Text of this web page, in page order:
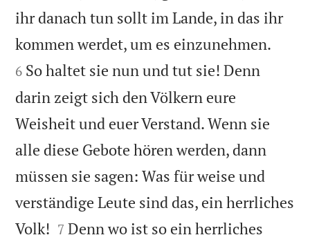
ihr danach tun sollt im Lande, in das ihr
kommen werdet, um es einzunehmen.
6 So haltet sie nun und tut sie! Denn
darin zeigt sich den Völkern eure
Weisheit und euer Verstand. Wenn sie
alle diese Gebote hören werden, dann
müssen sie sagen: Was für weise und
verständige Leute sind das, ein herrliches
Volk! 

7 Denn wo ist so ein herrliches